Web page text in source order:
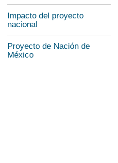
Impacto del proyecto
nacional
Proyecto de Nación de
México